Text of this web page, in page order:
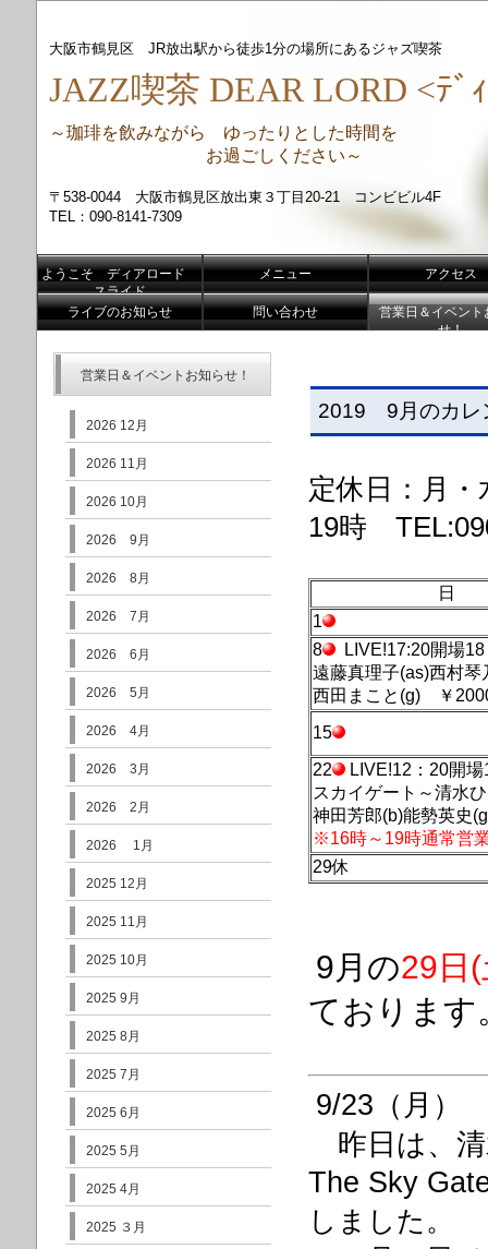
大阪市鶴見区 JR放出駅から徒歩1分の場所にあるジャズ喫茶
JAZZ喫茶 DEAR LORD <ﾃﾞ
～珈琲を飲みながら ゆったりとした時間を
お過ごしください～
〒538-0044 大阪市鶴見区放出東３丁目20-21 コンビビル4F
TEL：090-8141-7309
ようこそ ディアロード
スライド
メニュー アクセス
ライブのお知らせ 問い合わせ
営業日＆イベント
せ！
2019 9月のカレ
定休日：月
19時
日
1
8
LIVE!17:20開場
遠藤真理子(as)西村琴
西田まこと(g) ￥
15
22
LIVE!12：20開
スカイゲート～清水
神田芳郎(b)能勢英史
※16時～19時通常営
29休
9月の29日
ております
9/23（月）
昨日は、清
The Sky
しました。
営業日＆イベントお知らせ！
2026 12月
2026 11月
2026 10月
2026 9月
2026 8月
2026 7月
2026 6月
2026 5月
2026 4月
2026 3月
2026 2月
2026 1月
2025 12月
2025 11月
2025 10月
2025 9月
2025 8月
2025 7月
2025 6月
2025 5月
2025 4月
2025 ３月